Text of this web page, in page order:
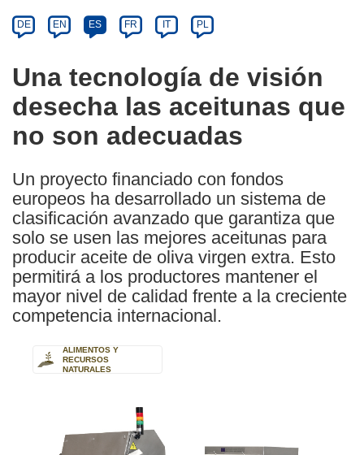
Category
Article
available
the
following
languages:
DE EN ES FR IT PL
Una tecnología de visión
desecha las aceitunas que
no son adecuadas
Un proyecto financiado con fondos
europeos ha desarrollado un sistema de
clasificación avanzado que garantiza que
solo se usen las mejores aceitunas para
producir aceite de oliva virgen extra. Esto
permitirá a los productores mantener el
mayor nivel de calidad frente a la creciente
competencia internacional.
ALIMENTOS Y
RECURSOS
NATURALES